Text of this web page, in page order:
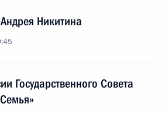
Никитина
Государственного Совета